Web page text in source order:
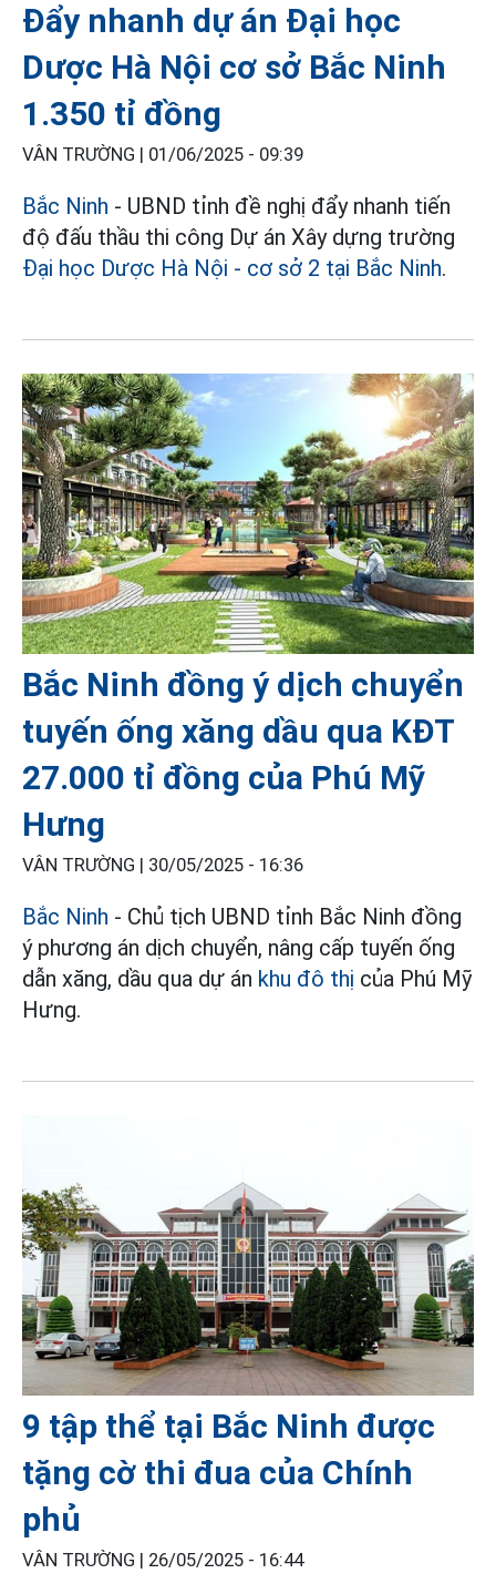
Đẩy nhanh dự án Đại học
Dược Hà Nội cơ sở Bắc Ninh
1.350 tỉ đồng
VÂN TRƯỜNG | 01/06/2025 - 09:39
Bắc Ninh - UBND tỉnh đề nghị đẩy nhanh tiến
độ đấu thầu thi công Dự án Xây dựng trường
Đại học Dược Hà Nội - cơ sở 2 tại Bắc Ninh.
Bắc Ninh đồng ý dịch chuyển
tuyến ống xăng dầu qua KĐT
27.000 tỉ đồng của Phú Mỹ
Hưng
VÂN TRƯỜNG | 30/05/2025 - 16:36
Bắc Ninh - Chủ tịch UBND tỉnh Bắc Ninh đồng
ý phương án dịch chuyển, nâng cấp tuyến ống
dẫn xăng, dầu qua dự án khu đô thị của Phú Mỹ
Hưng.
9 tập thể tại Bắc Ninh được
tặng cờ thi đua của Chính
phủ
VÂN TRƯỜNG | 26/05/2025 - 16:44